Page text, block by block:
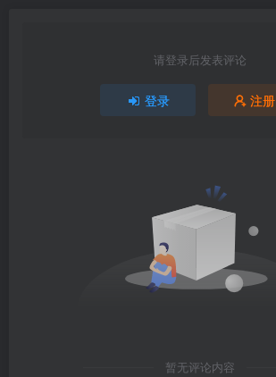
请登录后发表评论
登录 注册
暂无评论内容